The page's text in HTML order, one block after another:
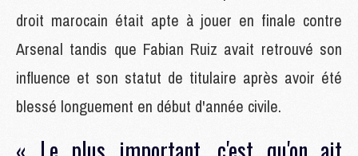
droit marocain était apte à jouer en finale contre
Arsenal tandis que Fabian Ruiz avait retrouvé son
influence et son statut de titulaire après avoir été
blessé longuement en début d'année civile.